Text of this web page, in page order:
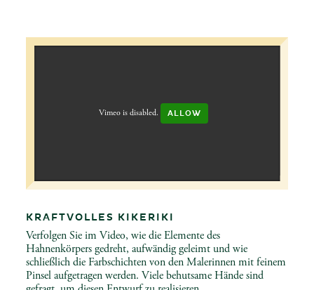
Vimeo is disabled. ALLOW
KRAFTVOLLES KIKERIKI
Verfolgen Sie im Video, wie die Elemente des
Hahnenkörpers gedreht, aufwändig geleimt und wie
schließlich die Farbschichten von den Malerinnen mit feinem
Pinsel aufgetragen werden. Viele behutsame Hände sind